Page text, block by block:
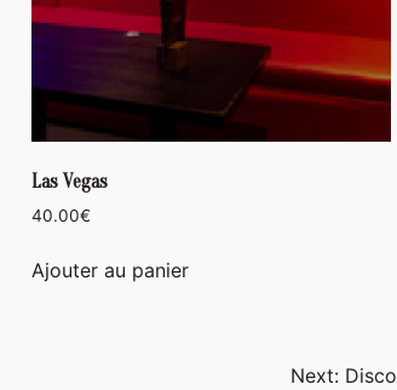
Las Vegas
40.00€
Ajouter au panier
Next: Disco